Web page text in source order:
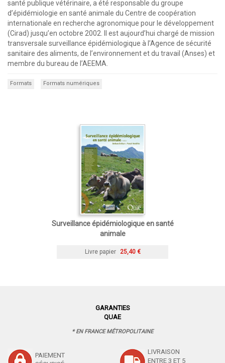
santé publique vétérinaire, a été responsable du groupe
d’épidémiologie en santé animale du Centre de coopération
internationale en recherche agronomique pour le développement
(Cirad) jusqu’en octobre 2002. Il est aujourd’hui chargé de mission
transversale surveillance épidémiologique à l’Agence de sécurité
sanitaire des aliments, de l’environnement et du travail (Anses) et
membre du bureau de l’AEEMA.
Formats Formats numériques
Surveillance épidémiologique en santé
animale
Livre papier 25,40 €
GARANTIES
QUAE
* EN FRANCE MÉTROPOLITAINE
PAIEMENT
LIVRAISON
ENTRE 3 ET 5